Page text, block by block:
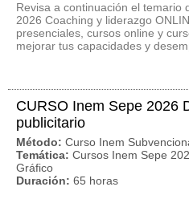
Revisa a continuación el temario
2026 Coaching y liderazgo
presenciales, cursos online y
mejorar tus capacidades y
CURSO Inem Sepe 2026
publicitario
Método: Curso Inem
Temática: Cursos Inem Sepe
Gráfico
Duración: 65 horas